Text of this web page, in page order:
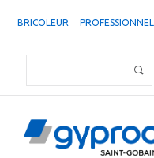
BRICOLEUR PROFESSIONNEL